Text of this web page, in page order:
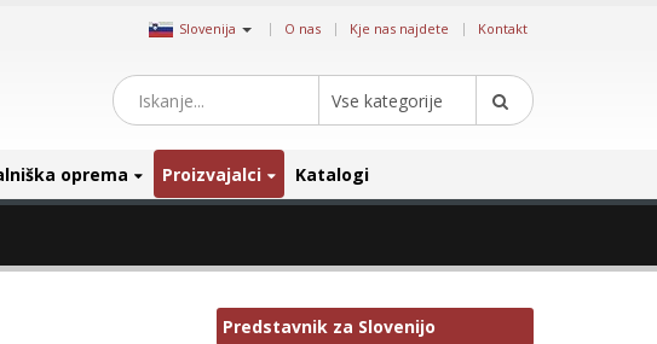
Slovenija | O nas Kje nas najdete Kontakt
Vse kategorije
oprema Proizvajalci Katalogi
Predstavnik za Slovenijo